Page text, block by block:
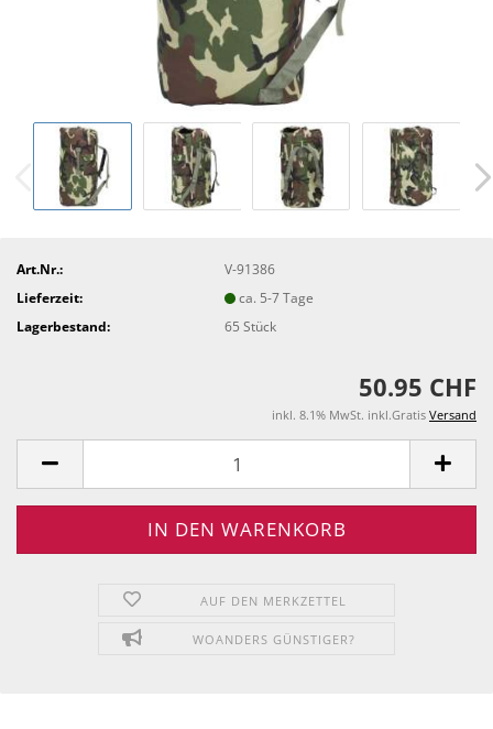
Art.Nr.:
V-91386
Lieferzeit:
ca. 5-7 Tage
Lagerbestand:
65Stück
50.95 CHF
inkl. 8.1% MwSt. inkl.Gratis Versand
AUF DEN MERKZETTEL
WOANDERS GÜNSTIGER?